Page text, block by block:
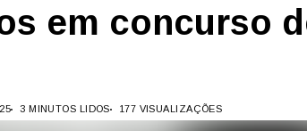
em concurso
3 MINUTOS LIDOS 177 VISUALIZAÇÕES